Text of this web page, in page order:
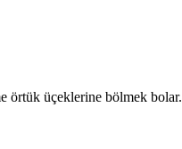
örtük üçeklerine bölmek bolar.